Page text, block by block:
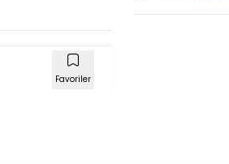
Favoriler